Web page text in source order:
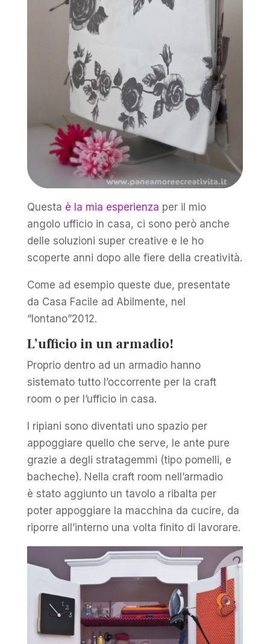
Questa è la mia esperienza per il mio
angolo ufficio in casa, ci sono però anche
delle soluzioni super creative e le ho
scoperte anni dopo alle fiere della creatività.
Come ad esempio queste due, presentate
da Casa Facile ad Abilmente, nel
“lontano”2012.
L’ufficio in un armadio!
Proprio dentro ad un armadio hanno
sistemato tutto l’occorrente per la craft
room o per l’ufficio in casa.
I ripiani sono diventati uno spazio per
appoggiare quello che serve, le ante pure
grazie a degli stratagemmi (tipo pomelli, e
bacheche). Nella craft room nell’armadio
è stato aggiunto un tavolo a ribalta per
poter appoggiare la macchina da cucire, da
riporre all’interno una volta finito di lavorare.